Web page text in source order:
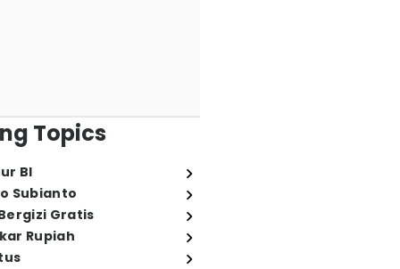
Topics
BI
Subianto
Gratis
Rupiah